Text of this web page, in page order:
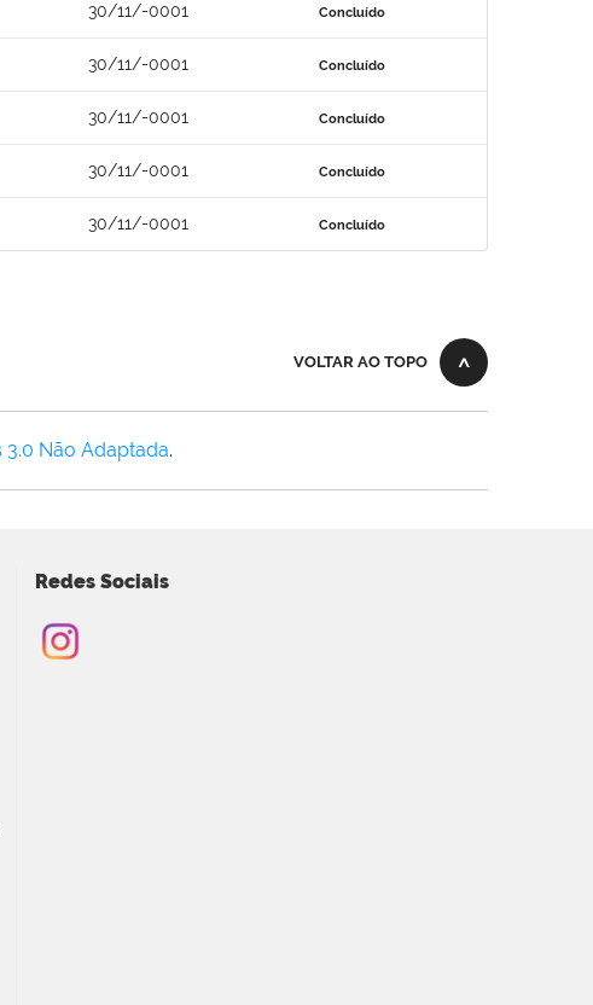
30/11/-0001 Concluído
30/11/-0001 Concluído
30/11/-0001 Concluído
30/11/-0001 Concluído
30/11/-0001 Concluído
VOLTAR AO TOPO
Não Adaptada.
Redes Sociais